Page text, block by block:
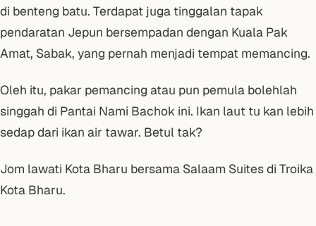
di benteng batu. Terdapat juga tinggalan tapak
pendaratan Jepun bersempadan dengan Kuala Pak
Amat, Sabak, yang pernah menjadi tempat memancing.
Oleh itu, pakar pemancing atau pun pemula bolehlah
singgah di Pantai Nami Bachok ini. Ikan laut tu kan lebih
sedap dari ikan air tawar. Betul tak?
Jom lawati Kota Bharu bersama Salaam Suites di Troika
Kota Bharu.